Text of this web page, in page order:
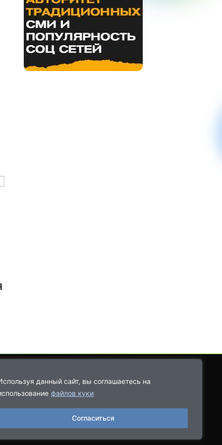
данный сайт, вы соглашаетесь на
файлов куки
Согласиться
9021-68-08-43